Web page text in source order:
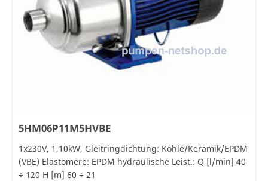
5HM06P11M5HVBE
1x230V, 1,10kW, Gleitringdichtung: Kohle/Keramik/EPDM
(VBE) Elastomere: EPDM hydraulische Leist.: Q [l/min] 40
÷ 120 H [m] 60 ÷ 21